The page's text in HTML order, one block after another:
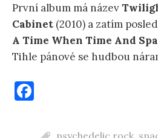
První album má název
Cabinet (2010) a zatím
A Time When Time And
Tihle pánové se hudbou
c psychedelic rock,